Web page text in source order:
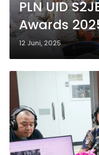
PLN UID
Awards
Membawa
12 Juni, 2025